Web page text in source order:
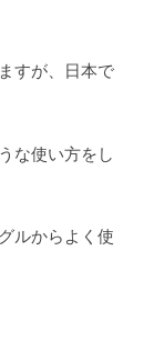
すが、日本で
な使い方をし
ルからよく使